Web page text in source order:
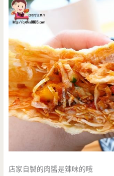
店家自製的肉醬是辣味的哦